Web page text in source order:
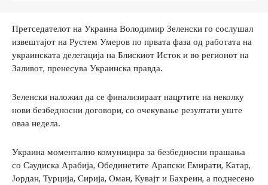
Претседателот на Украина Володимир Зеленски го сослушал
извештајот на Рустем Умеров по првата фаза од работата на
украинската делегација на Блискиот Исток и во регионот на
Заливот, пренесува Украинска правда.
Зеленски наложил да се финализираат нацртите на неколку
нови безбедносни договори, со очекување резултати уште
оваа недела.
Украина моментално комуницира за безбедносни прашања
со Саудиска Арабија, Обединетите Арапски Емирати, Катар,
Јордан, Турција, Сирија, Оман, Кувајт и Бахреин, а поднесено